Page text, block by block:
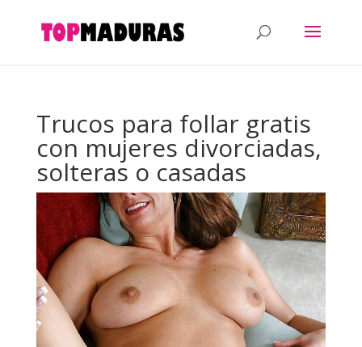
Trucos para follar gratis
con mujeres divorciadas,
solteras o casadas